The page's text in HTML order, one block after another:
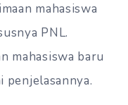
mahasiswa
PNL.
mahasiswa baru